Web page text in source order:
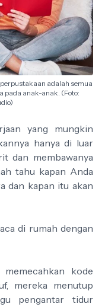
adalah semua
pada anak-anak. (Foto:
yang mungkin
hanya di luar
dan membawanya
tahu kapan Anda
dan kapan itu akan
di rumah dengan
kode
mereka menutup
pengantar tidur